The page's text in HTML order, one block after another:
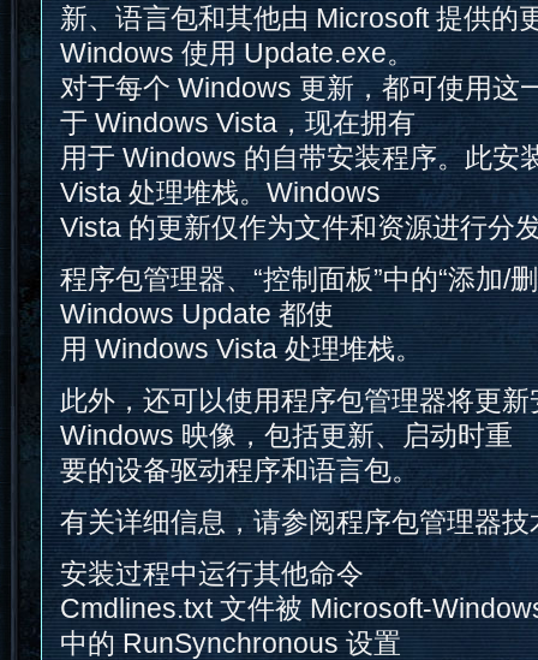
新、语言包和其他由 Microsoft 提供的
Windows 使用 Update.exe。
对于每个 Windows 更新，都可使用这
于 Windows Vista，现在拥有
用于 Windows 的自带安装程序。此安
Vista 处理堆栈。Windows
Vista 的更新仅作为文件和资源进行分
程序包管理器、“控制面板”中的“添加/
Windows Update 都使
用 Windows Vista 处理堆栈。
此外，还可以使用程序包管理器将更新
Windows 映像，包括更新、启动时重
要的设备驱动程序和语言包。
有关详细信息，请参阅程序包管理器技
安装过程中运行其他命令
Cmdlines.txt 文件被 Microsoft-
中的 RunSynchronous 设置